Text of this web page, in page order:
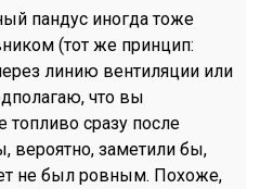
пандус иногда тоже
(тот же принцип:
линию вентиляции или
что вы
топливо сразу после
вероятно, заметили бы,
не был ровным. Похоже,